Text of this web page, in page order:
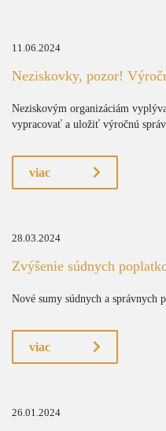
11.06.2024
Neziskovky, pozor!
Neziskovým organizáciám
vypracovať a uložiť výročnú
viac
28.03.2024
Zvýšenie súdnych
Nové sumy súdnych a správnych
viac
26.01.2024